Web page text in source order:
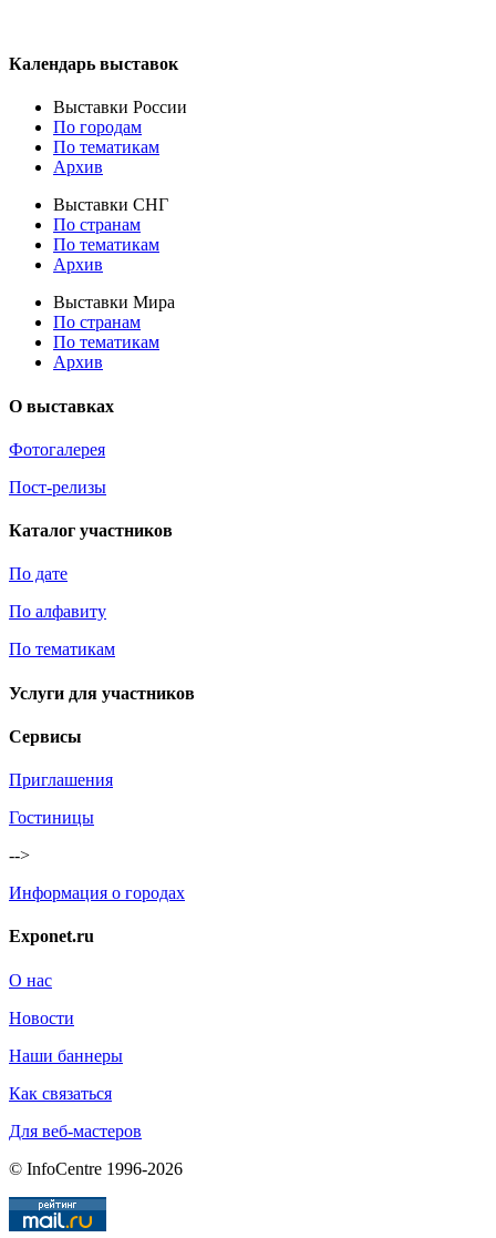
Календарь выставок
Выставки России
По городам
По тематикам
Архив
Выставки СНГ
По странам
По тематикам
Архив
Выставки Мира
По странам
По тематикам
Архив
О выставках
Фотогалерея
Пост-релизы
Каталог участников
По дате
По алфавиту
По тематикам
Услуги для участников
Сервисы
Приглашения
Гостиницы
-->
Информация о городах
Exponet.ru
О нас
Новости
Наши баннеры
Как связаться
Для веб-мастеров
© InfoCentre 1996-2026